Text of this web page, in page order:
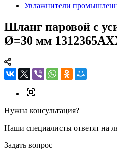
Увлажнители
Шланг паровой с
Ø=30 мм
Нужна консультация?
Наши специалисты ответят на
Задать вопрос